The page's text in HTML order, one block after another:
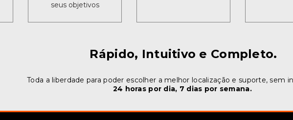
seus objetivos
Rápido, Intuitivo e Completo.
Toda a liberdade para poder escolher a melhor localização e suporte, sem
24 horas por dia, 7 dias por semana.